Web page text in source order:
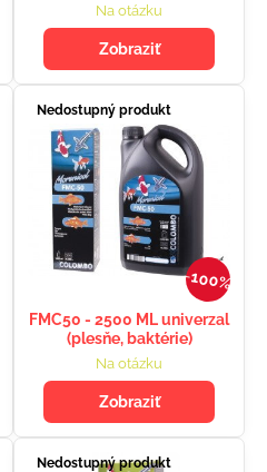
Na otázku
Zobraziť
100%
Nedostupný produkt
FMC50 - 2500 ML univerzal
(plesňe, baktérie)
Na otázku
Zobraziť
Nedostupný produkt